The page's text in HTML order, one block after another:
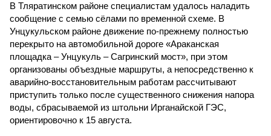
В Тляратинском районе специалистам удалось наладить
сообщение с семью сёлами по временной схеме. В
Унцукульском районе движение по-прежнему полностью
перекрыто на автомобильной дороге «Араканская
площадка – Унцукуль – Сагринский мост», при этом
организованы объездные маршруты, а непосредственно к
аварийно-восстановительным работам рассчитывают
приступить только после существенного снижения напора
воды, сбрасываемой из штольни Ирганайской ГЭС,
ориентировочно к 15 августа.